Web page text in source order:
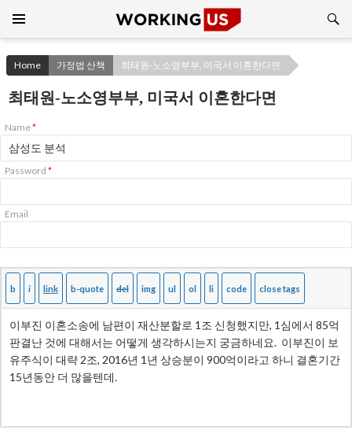
CONTENT
Home 가정법 산책 최태원-노소영부부, 미국서 이혼한다면
최태원-노소영부부, 미국서 이혼한다면
Name*
Password *
Email